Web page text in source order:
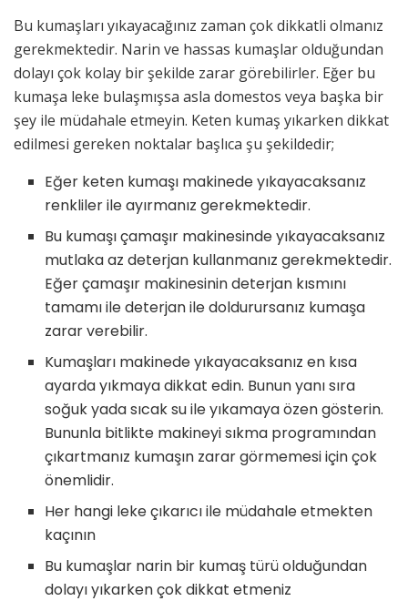
Bu kumaşları yıkayacağınız zaman çok dikkatli olmanız
gerekmektedir. Narin ve hassas kumaşlar olduğundan
dolayı çok kolay bir şekilde zarar görebilirler. Eğer bu
kumaşa leke bulaşmışsa asla domestos veya başka bir
şey ile müdahale etmeyin. Keten kumaş yıkarken dikkat
edilmesi gereken noktalar başlıca şu şekildedir;
Eğer keten kumaşı makinede yıkayacaksanız
renkliler ile ayırmanız gerekmektedir.
Bu kumaşı çamaşır makinesinde yıkayacaksanız
mutlaka az deterjan kullanmanız gerekmektedir.
Eğer çamaşır makinesinin deterjan kısmını
tamamı ile deterjan ile doldurursanız kumaşa
zarar verebilir.
Kumaşları makinede yıkayacaksanız en kısa
ayarda yıkmaya dikkat edin. Bunun yanı sıra
soğuk yada sıcak su ile yıkamaya özen gösterin.
Bununla bitlikte makineyi sıkma programından
çıkartmanız kumaşın zarar görmemesi için çok
önemlidir.
Her hangi leke çıkarıcı ile müdahale etmekten
kaçının
Bu kumaşlar narin bir kumaş türü olduğundan
dolayı yıkarken çok dikkat etmeniz